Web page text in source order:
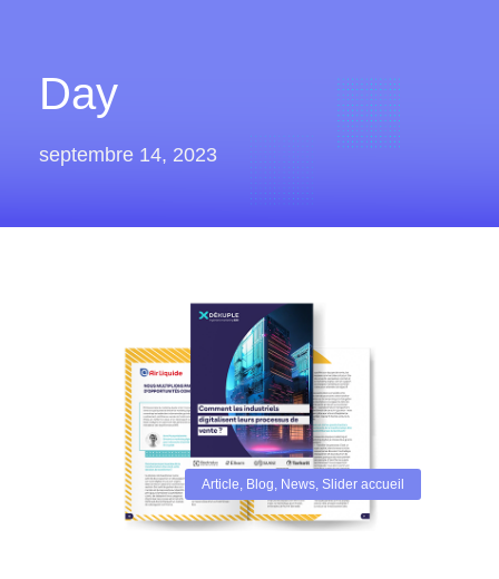
Day
septembre 14, 2023
Article Blog News Slider accueil